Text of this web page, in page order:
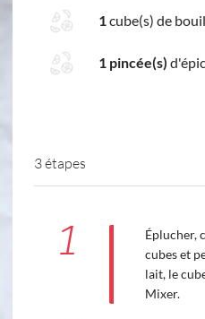
1cube(s) de
1 pincée(s)
3 étapes
1
Éplucher,
cubes et
lait, le
Mixer.